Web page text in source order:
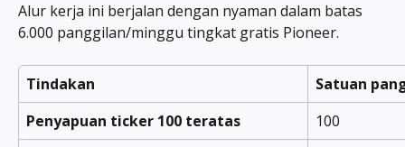
Alur kerja ini berjalan dengan nyaman dalam batas
6.000 panggilan/minggu tingkat gratis Pioneer.
Tindakan
Satuan
Penyapuan ticker 100 teratas
100